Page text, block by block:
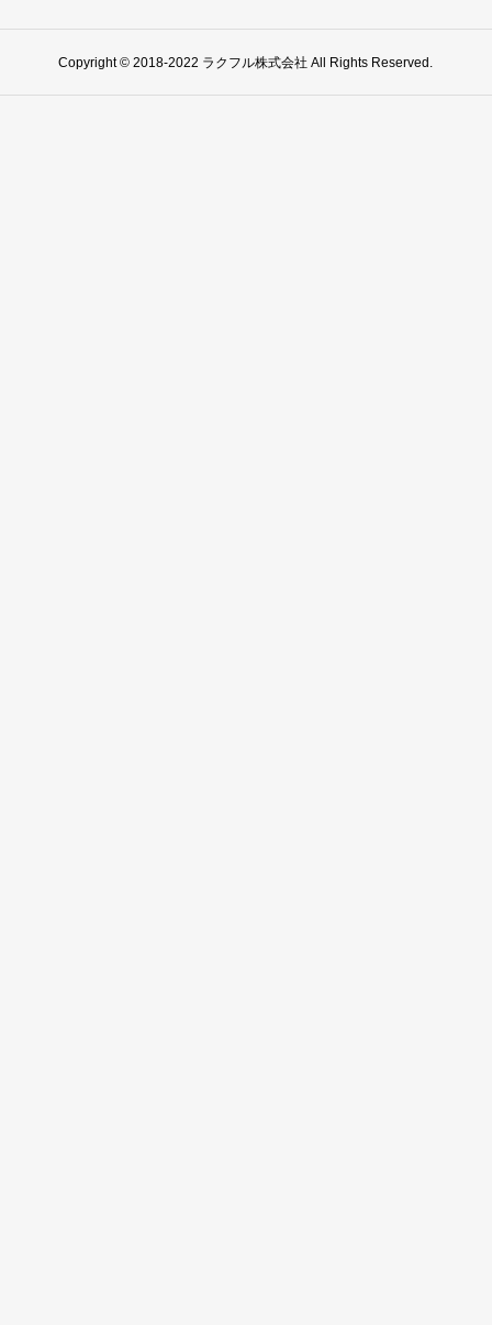
Copyright © 2018-2022 ラクフル株式会社 All Rights Reserved.